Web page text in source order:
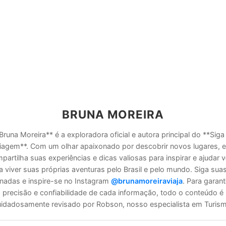
BRUNA MOREIRA
Moreira** é a exploradora oficial e autora principal do **Siga
Com um olhar apaixonado por descobrir novos lugares,
suas experiências e dicas valiosas para inspirar e ajudar
viver suas próprias aventuras pelo Brasil e pelo mundo. Siga suas
e inspire-se no Instagram @brunamoreiraviaja. Para
precisão e confiabilidade de cada informação, todo o conteúdo é
revisado por Robson, nosso especialista em